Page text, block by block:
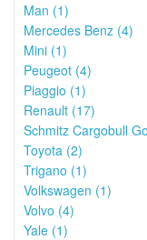
Man (1)
Mercedes Benz (4)
Mini (1)
Peugeot (4)
Piaggio (1)
Renault (17)
Schmitz Cargobull
Toyota (2)
Trigano (1)
Volkswagen (1)
Volvo (4)
Yale (1)